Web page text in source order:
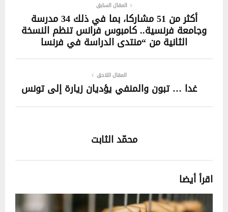
المقال السابق
أكثر من 51 مشاركا، بما في ذلك 34 مدرسة
وجامعة فرنسية.. كامبوس فرانس تنظم النسخة
الثانية من “منتدى الدراسة في فرنسا
المقال اللاحق
غدا … تبون والمنفي يؤديان زيارة إلى تونس
محمّد الثابت
اقرأ أيضا